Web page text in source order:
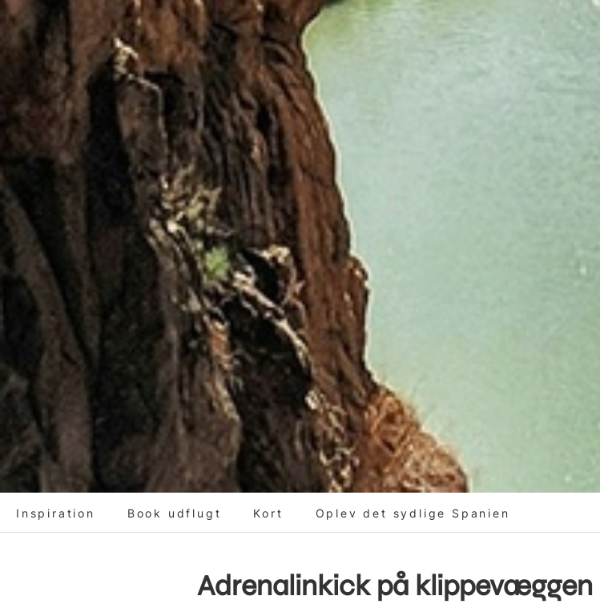
Inspiration Book udflugt Kort Oplev det sydlige Spanien
Adrenalinkick på klippevæggen